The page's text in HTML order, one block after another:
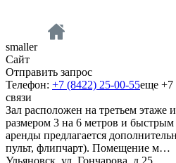
smaller
Сайт
Отправить запрос
Телефон: +7 (8422) 25-00-55еще +7
связи
Зал расположен на третьем
размером 3 на 6 метров и
аренды предлагается
пульт, флипчарт). Помещение м…
Ульяновск, ул. Гончарова д.25